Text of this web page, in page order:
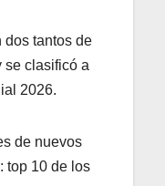
dos tantos de
se clasificó a
2026.
de nuevos
top 10 de los